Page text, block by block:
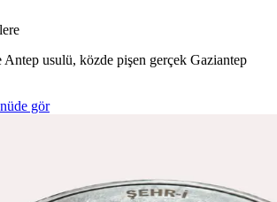
Antep usulü, közde pişen gerçek Gaziantep
gör